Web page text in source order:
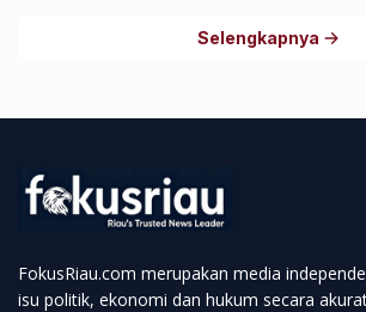
Selengkapnya
FokusRiau.com merupakan media
isu politik, ekonomi dan hukum secara